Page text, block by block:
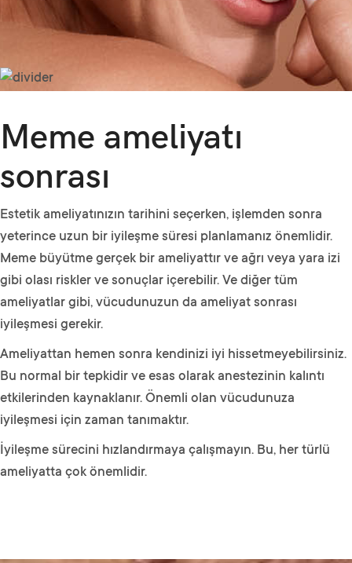
Meme ameliyatı
sonrası
Estetik ameliyatınızın tarihini seçerken, işlemden sonra
yeterince uzun bir iyileşme süresi planlamanız önemlidir.
Meme büyütme gerçek bir ameliyattır ve ağrı veya yara izi
gibi olası riskler ve sonuçlar içerebilir. Ve diğer tüm
ameliyatlar gibi, vücudunuzun da ameliyat sonrası
iyileşmesi gerekir.
Ameliyattan hemen sonra kendinizi iyi hissetmeyebilirsiniz.
Bu normal bir tepkidir ve esas olarak anestezinin kalıntı
etkilerinden kaynaklanır. Önemli olan vücudunuza
iyileşmesi için zaman tanımaktır.
İyileşme sürecini hızlandırmaya çalışmayın. Bu, her türlü
ameliyatta çok önemlidir.